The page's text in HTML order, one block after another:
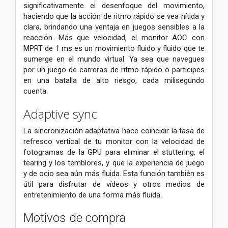
significativamente el desenfoque del movimiento,
haciendo que la acción de ritmo rápido se vea nítida y
clara, brindando una ventaja en juegos sensibles a la
reacción. Más que velocidad, el monitor AOC con
MPRT de 1 ms es un movimiento fluido y fluido que te
sumerge en el mundo virtual. Ya sea que navegues
por un juego de carreras de ritmo rápido o participes
en una batalla de alto riesgo, cada milisegundo
cuenta.
Adaptive sync
La sincronización adaptativa hace coincidir la tasa de
refresco vertical de tu monitor con la velocidad de
fotogramas de la GPU para eliminar el stuttering, el
tearing y los temblores, y que la experiencia de juego
y de ocio sea aún más fluida. Esta función también es
útil para disfrutar de vídeos y otros medios de
entretenimiento de una forma más fluida.
Motivos de compra